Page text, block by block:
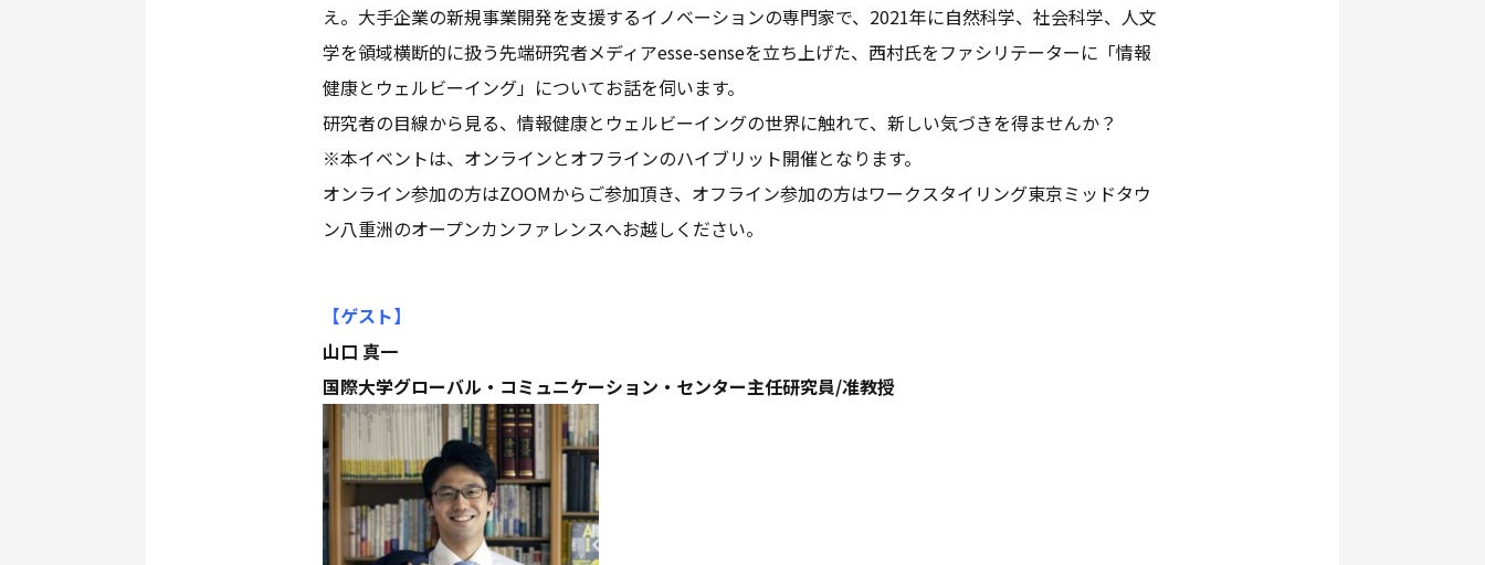
え。大手企業の新規事業開発を支援するイノベーションの専門家で、2021年に自然科学、社会科学、人文
学を領域横断的に扱う先端研究者メディアesse-senseを立ち上げた、西村氏をファシリテーターに「情報
健康とウェルビーイング」についてお話を伺います。
研究者の目線から見る、情報健康とウェルビーイングの世界に触れて、新しい気づきを得ませんか？
※本イベントは、オンラインとオフラインのハイブリット開催となります。
オンライン参加の方はZOOMからご参加頂き、オフライン参加の方はワークスタイリング東京ミッドタウ
ン八重洲のオープンカンファレンスへお越しください。
【ゲスト】
山口 真一
国際大学グローバル・コミュニケーション・センター主任研究員/准教授